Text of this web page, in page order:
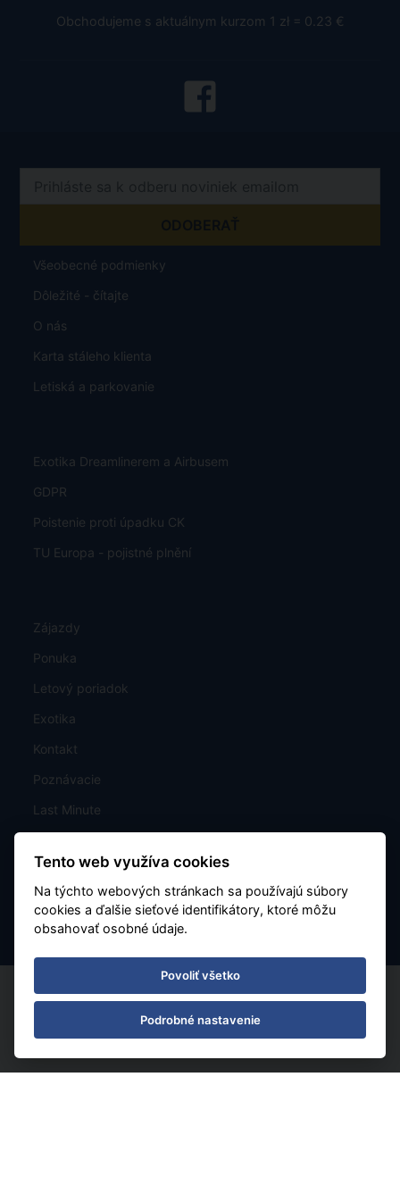
Obchodujeme s aktuálnym kurzom 1 zł = 0.23 €
Všeobecné podmienky
Dôležité - čítajte
O nás
Karta stáleho klienta
Letiská a parkovanie
Exotika Dreamlinerem a Airbusem
GDPR
Poistenie proti úpadku CK
TU Europa - pojistné plnění
Zájazdy
Ponuka
Letový poriadok
Exotika
Kontakt
Poznávacie
Last Minute
Charterové letenky
Nastavenie cookies
Tento web využíva cookies
Na týchto webových stránkach sa používajú súbory
cookies a ďalšie sieťové identifikátory, ktoré môžu
obsahovať osobné údaje.
Povoliť všetko
Podrobné nastavenie